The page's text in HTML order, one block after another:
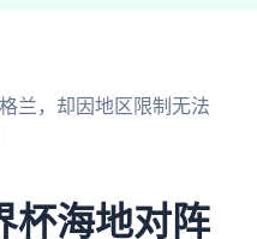
兰，却因地区限制无法
杯海地对阵